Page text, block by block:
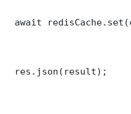
await
res.json(result);